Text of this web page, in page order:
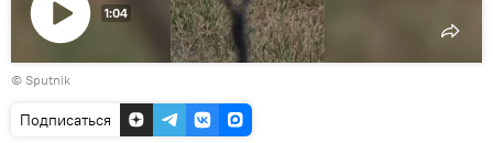
Воспроизвести
видео
1:04
© Sputnik
Подписаться